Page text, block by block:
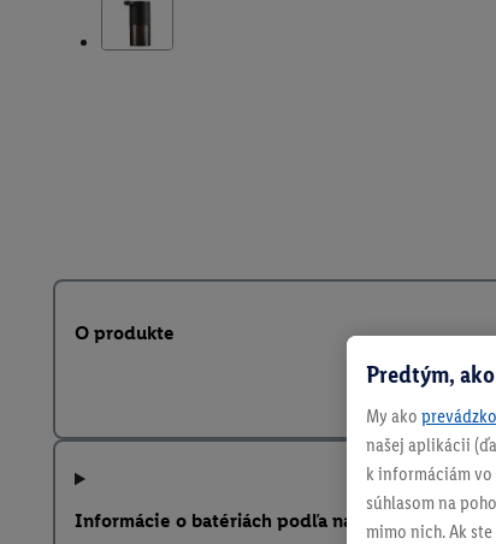
O produkte
Informácie o batériách podľa nariadenia EÚ o
Predtým,
My ako
našej aplikácii
k informáciám
súhlasom na
mimo nich. Ak